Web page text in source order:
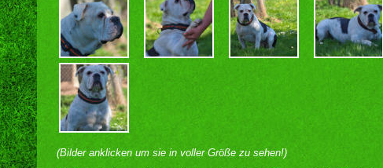
(Bilder anklicken um sie in voller Größe zu sehen!)